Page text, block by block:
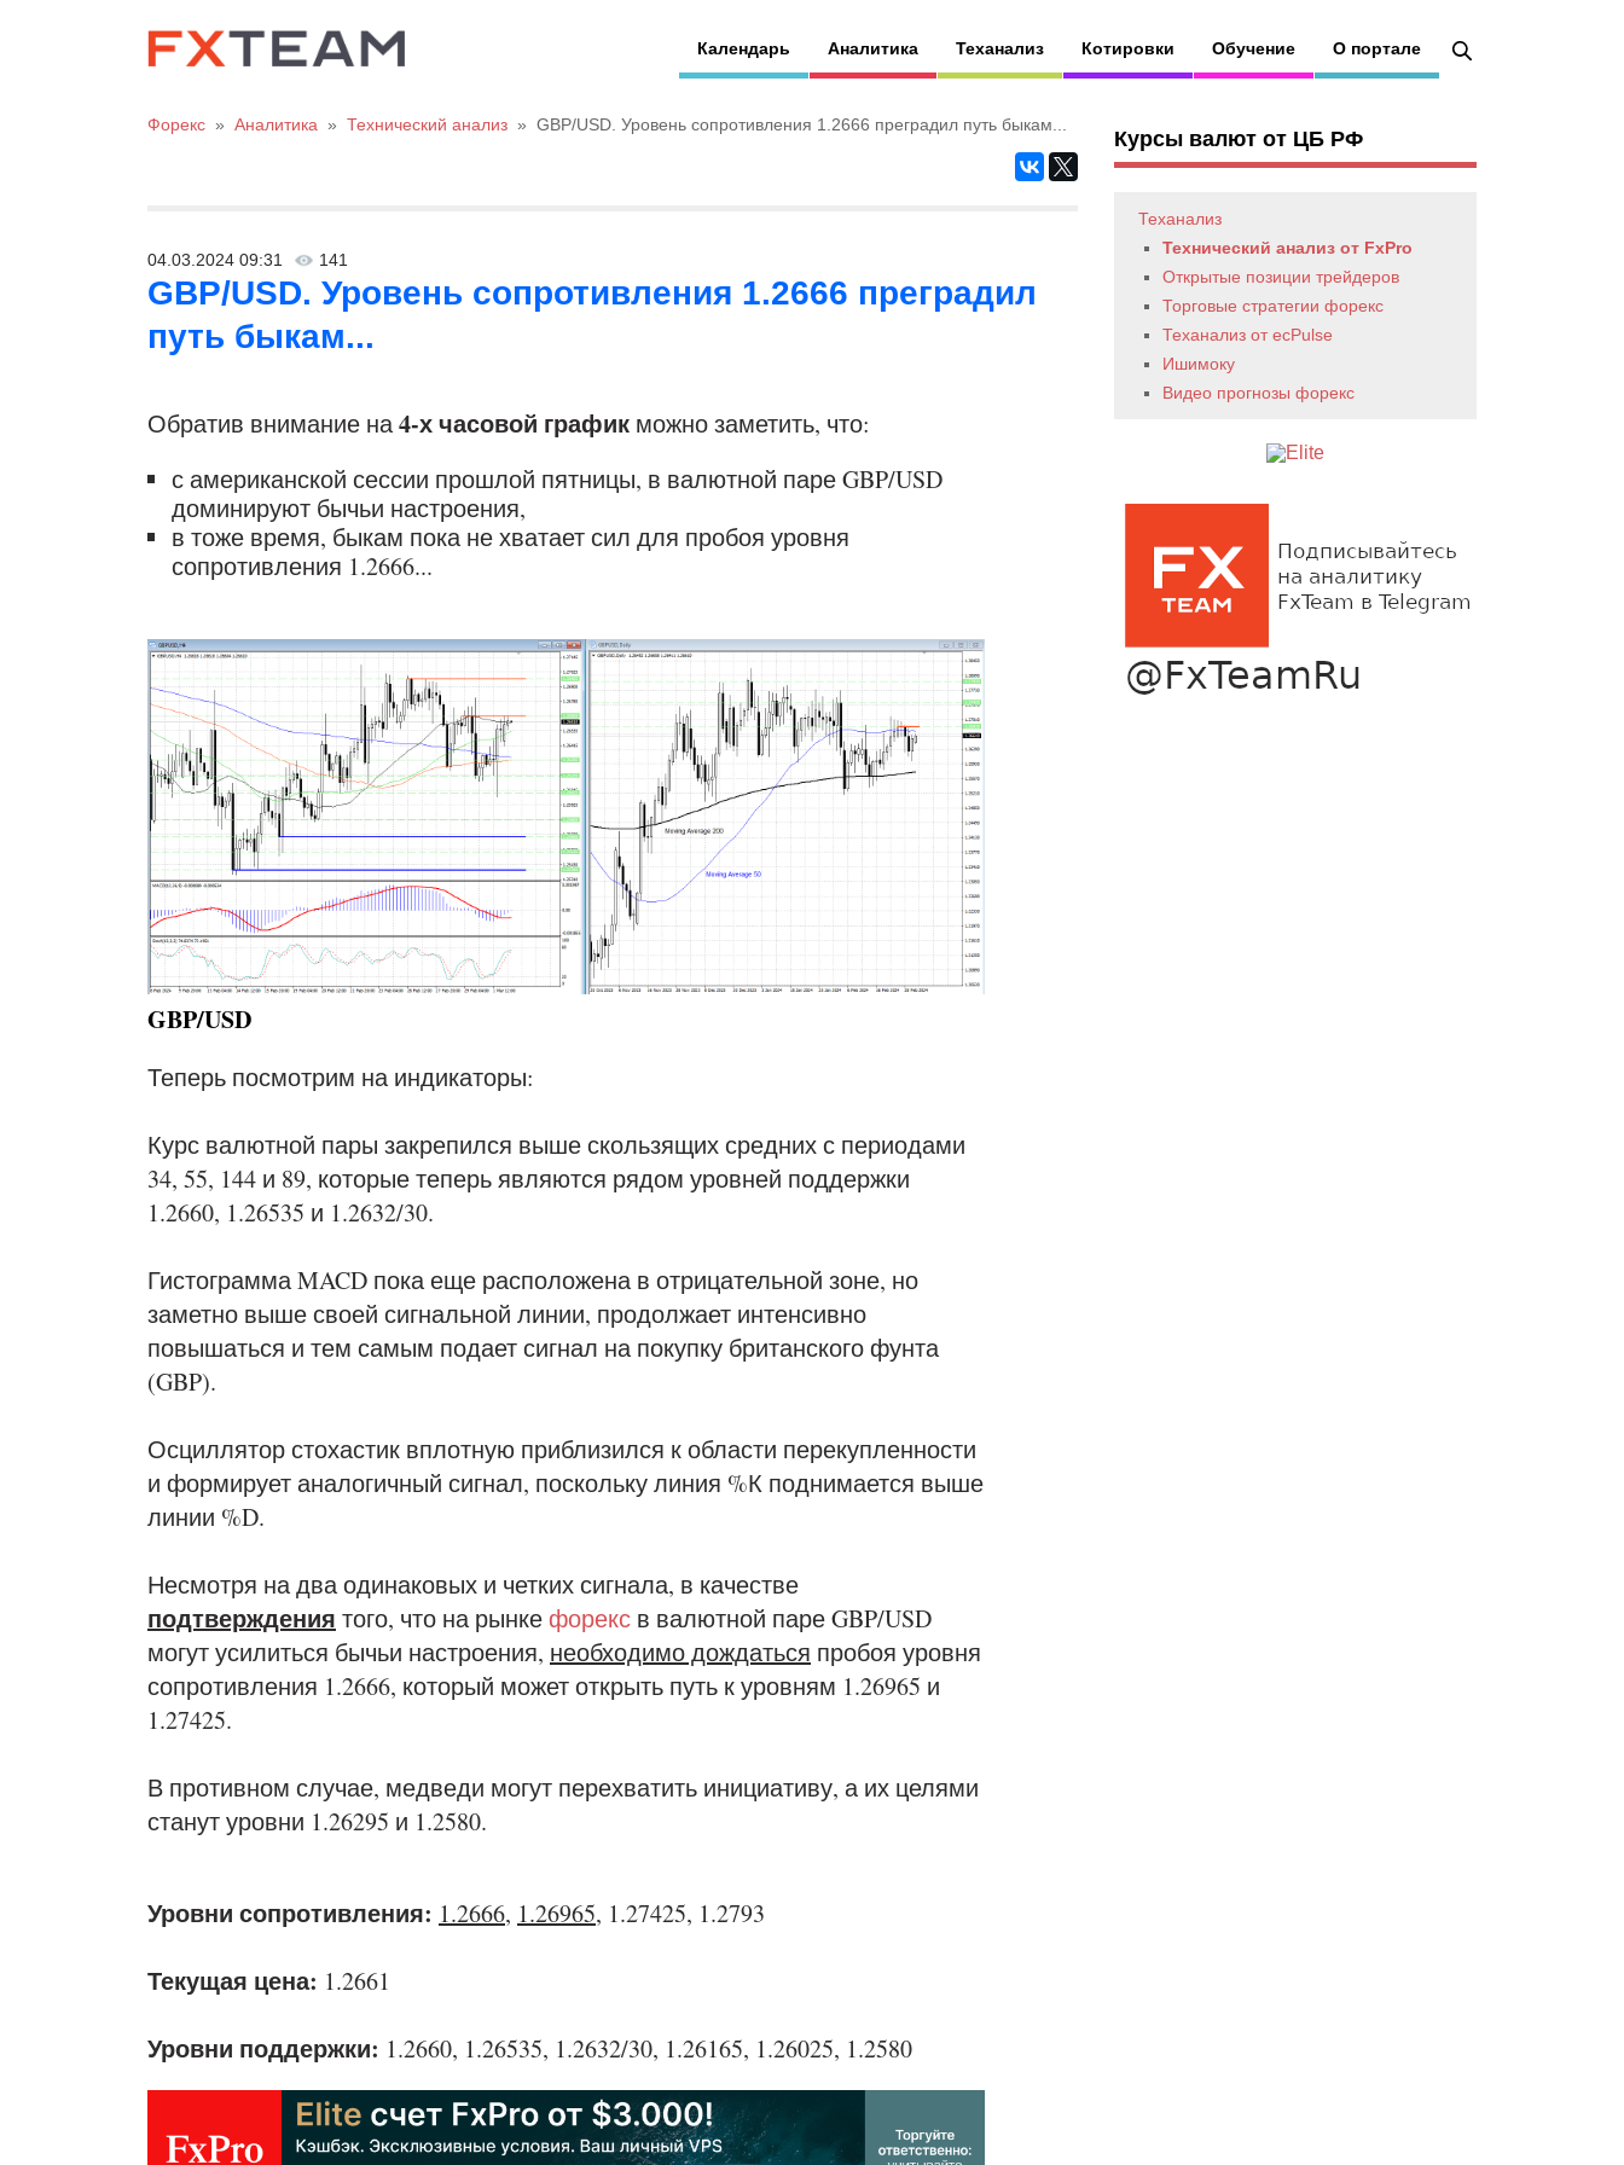
Календарь Аналитика Теханализ Котировки Обучение О портале
Форекс » Аналитика » Технический анализ » GBP/USD. Уровень сопротивления 1.2666 преградил путь быкам...
04.03.2024 09:31 141
GBP/USD. Уровень сопротивления 1.2666 преградил
путь быкам...
Обратив внимание на4-х часовой график можно заметить, что:
с американской сессии прошлой пятницы, в валютной паре GBP/USD
доминируют бычьи настроения,
в тоже время, быкам пока не хватает сил для пробоя уровня
сопротивления 1.2666...
GBP/USD
Теперь посмотрим на индикаторы:
Курс валютной пары закрепился выше скользящих средних с периодами
34, 55, 144 и 89, которые теперь являются рядом уровней поддержки
1.2660, 1.26535 и 1.2632/30.
Гистограмма MACD пока еще расположена в отрицательной зоне, но
заметно выше своей сигнальной линии, продолжает интенсивно
повышаться и тем самым подает сигнал на покупку британского фунта
(GBP).
Осциллятор стохастик вплотную приблизился к области перекупленности
и формирует аналогичный сигнал, поскольку линия %К поднимается выше
линии %D.
Несмотря на два одинаковых и четких сигнала, в качестве
подтверждения того, что на рынкефорекс в валютной паре GBP/USD
могут усилиться бычьи настроения, необходимо дождаться пробоя уровня
сопротивления 1.2666, который может открыть путь к уровням 1.26965 и
1.27425.
В противном случае, медведи могут перехватить инициативу, а их целями
станут уровни 1.26295 и 1.2580.
Уровни сопротивления: 1.2666, 1.26965, 1.27425, 1.2793
Текущая цена: 1.2661
Уровни поддержки: 1.2660, 1.26535, 1.2632/30, 1.26165, 1.26025, 1.2580
Курсы валют от ЦБ РФ
Теханализ
Технический анализ от FxPro
Открытые позиции трейдеров
Торговые стратегии форекс
Теханализ от ecPulse
Ишимоку
Видео прогнозы форекс